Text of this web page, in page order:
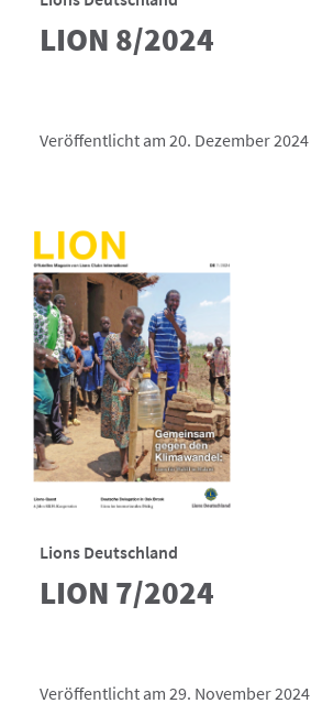
LION 8/2024
Veröffentlicht am 20. Dezember 2024
Lions Deutschland
LION 7/2024
Veröffentlicht am 29. November 2024